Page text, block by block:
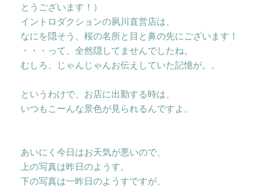
とうございます！）
イントロダクションの夙川直営店は、
なにを隠そう、桜の名所と目と鼻の先にございます！
・・・って、全然隠してませんでしたね。
むしろ、じゃんじゃんお伝えしていた記憶が。。
というわけで、お店に出勤する時は、
いつもこーんな景色が見られるんですよ。
あいにく今日はお天気が悪いので、
上の写真は昨日のようす。
下の写真は一昨日のようすですが、